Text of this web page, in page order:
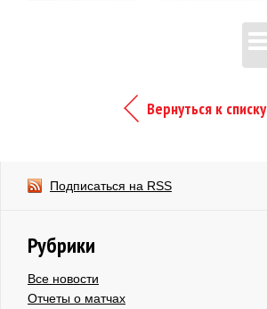
Вернуться к списку
Подписаться на RSS
Рубрики
Все новости
Отчеты о матчах